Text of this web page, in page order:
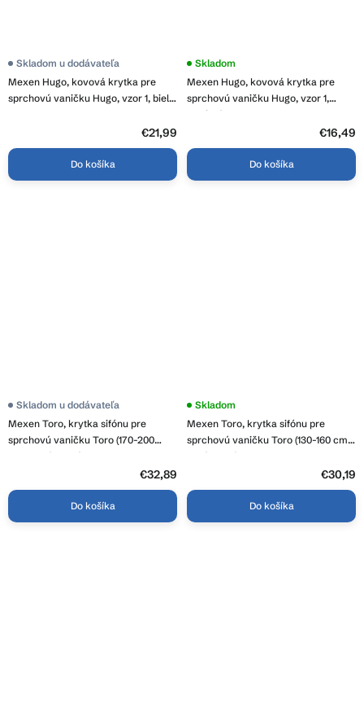
Mexen Hugo, kovová krytka pre
sprchovú vaničku Hugo, vzor 1, biela,
Skladom u dodávateľa
€21,99
Do košíka
Mexen Hugo, kovová krytka pre
sprchovú vaničku Hugo, vzor 1,
oceľová, 42910001
Skladom
€16,49
Do košíka
Mexen Toro, krytka sifónu pre
sprchovú vaničku Toro (170-200
cm), zlatá lesklá, 43930050
Skladom u dodávateľa
€32,89
Do košíka
Mexen Toro, krytka sifónu pre
sprchovú vaničku Toro (130-160 cm),
zlatá lesklá, 43920050
Skladom
€30,19
Do košíka